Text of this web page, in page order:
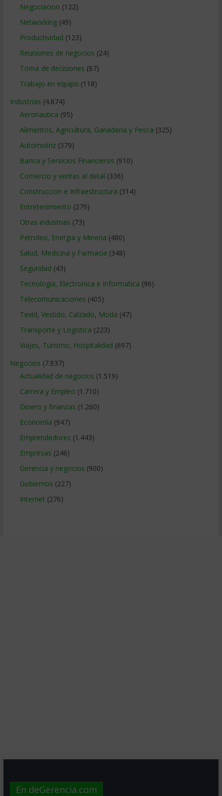
Negociacion (122)
Networking(49)
Productividad (123)
Reuniones de negocios (24)
Toma de decisiones (87)
Trabajo en equipo (118)
Industrias (4.874)
Aeronautica (95)
Alimentos, Agricultura, Ganaderia y Pesca (325)
Automotriz(379)
Banca y Servicios Financieros (910)
Comercio y ventas al detal (336)
Construccion e Infraestructura (314)
Entretenimiento (279)
Otras industrias (73)
Petroleo, Energia y Mineria (480)
Salud, Medicina y Farmacia (348)
Seguridad (43)
Tecnologia, Electronica e Informatica (96)
Telecomunicaciones (405)
Textil, Vestido, Calzado, Moda (47)
Transporte y Logistica (223)
Viajes, Turismo, Hospitalidad (697)
Negocios (7.837)
Actualidad de negocios (1.519)
Carrera y Empleo (1.710)
Dinero y finanzas (1.260)
Economía (947)
Emprendedores (1.443)
Empresas (246)
Gerencia y negocios (900)
Gobiernos (227)
Internet (276)
En deGerencia.com